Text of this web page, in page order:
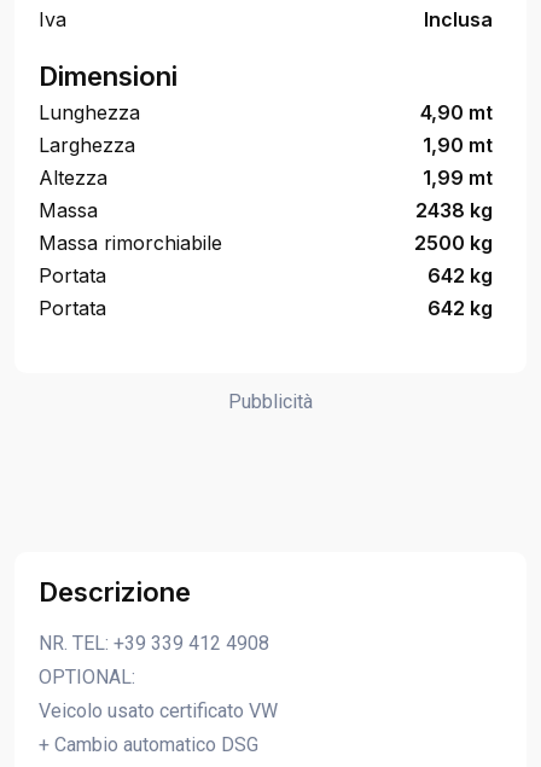
Iva
Inclusa
Dimensioni
Lunghezza
4,90 mt
Larghezza
1,90 mt
Altezza
1,99 mt
Massa
2438 kg
Massa rimorchiabile
2500 kg
Portata
642 kg
Portata
642 kg
Pubblicità
Descrizione
NR. TEL: +39 339 412 4908
OPTIONAL:
Veicolo usato certificato VW
+ Cambio automatico DSG